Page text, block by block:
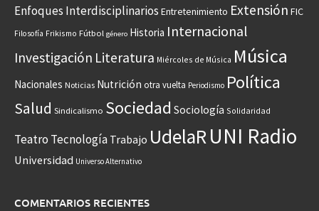
Enfoques Interdisciplinarios Entretenimiento Extensión FIC
Filosofía Frikismo Fútbol género Historia Internacional
Investigación Literatura Miércoles de Música Música
Nacionales Noticias Nutrición otra vuelta Periodismo Política
Salud Sindicalismo Sociedad Sociología Solidaridad
Teatro Tecnología Trabajo UdelaRUNI Radio
Universidad Universo Alternativo
COMENTARIOS RECIENTES